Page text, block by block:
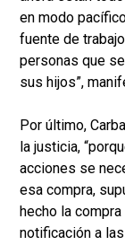
en modo
fuente de
personas que
sus hijos”,
Por último,
la justicia,
acciones se
esa compra,
hecho la
notificación a